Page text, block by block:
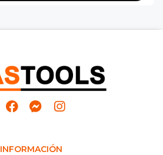
INFORMACIÓN